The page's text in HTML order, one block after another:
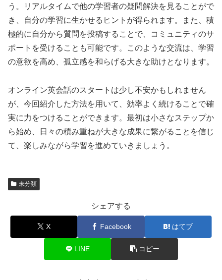
う。リアルタイムで他の学習者の疑問解決を見ることがで
き、自分の学習に生かせるヒントが得られます。また、積
極的に自分から質問を投稿することで、コミュニティのサ
ポートを受けることも可能です。このような交流は、学習
の意欲を高め、孤立感を和らげる大きな助けとなります。
オンライン英会話のスタートは少し不安かもしれません
が、今回紹介した方法を用いて、効率よく続けることで確
実に力をつけることができます。最初は小さなステップか
ら始め、日々の積み重ねが大きな成果に繋がることを信じ
て、楽しみながら学習を進めていきましょう。
未分類
シェアする
X Facebook はてブ
LINE コピー